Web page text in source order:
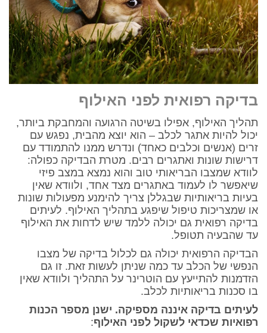
בדיקה רפואית לפני האילוף
תהליך האילוף, אפילו בשיטה הרגועה והמחבקת ביותר,
יכול להיות אתגר לכלב – הוא יוצא מהבית, נפגש עם
זרים (אנשים וכלבים כאחד) ונדרש ממנו להתמודד עם
דרישות שונות ואתגרים רבים. מטרת הבדיקה כפולה:
לוודא שמצבו הבריאותי טוב והוא נמצא במצב פיזי
שיאפשר לו לעמוד באתגרים מצד אחד, ולוודא שאין
בעיות בריאותיות שבגללן צריך להימנע מפעולות שונות
או שמצריכות טיפול שיפגע בתהליך האילוף. לעיתים
בדיקה רפואית גם יכולה ללמד שיש לדחות את האילוף
עד שהבעיה תטופל.
הבדיקה הרפואית יכולה גם לכלול בדיקה של מצבו
הנפשי של הכלב עד כמה שניתן לעשות זאת. זו גם
הזדמנות להתייעץ עם הוטרינר על התהליך ולוודא שאין
בו סכנות בריאותיות לכלב.
לעיתים בדיקה איננה מספיקה. ישנן מספר הכנות
רפואיות שכדאי לשקול לפני האילוף: